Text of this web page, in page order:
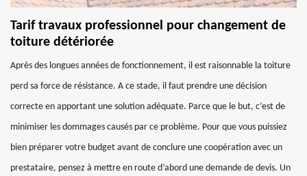
Tarif travaux professionnel pour changement de
toiture détériorée
Après des longues années de fonctionnement, il est raisonnable la toiture
perd sa force de résistance. A ce stade, il faut prendre une décision
correcte en apportant une solution adéquate. Parce que le but, c’est de
minimiser les dommages causés par ce problème. Pour que vous puissiez
bien préparer votre budget avant de conclure une coopération avec un
prestataire, pensez à mettre en route d’abord une demande de devis. Un